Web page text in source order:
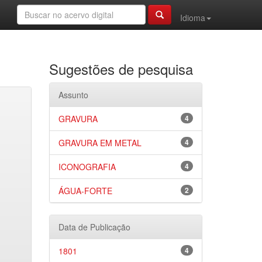
Idioma
Sugestões de pesquisa
Assunto
4
GRAVURA
4
GRAVURA EM METAL
4
ICONOGRAFIA
2
ÁGUA-FORTE
Data de Publicação
4
1801